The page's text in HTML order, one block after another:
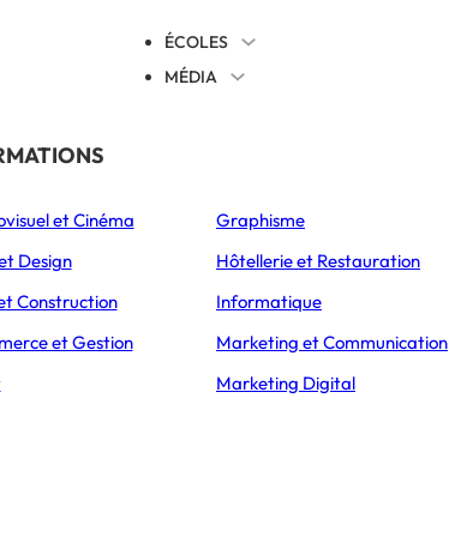
ÉCOLES
MÉDIA
Éducation
L’Express Éducation
Bachelors
et Cinéma
Design
Construction
et Gestion
Graphisme
Hôtellerie et Restauration
Informatique
Marketing et Communication
Marketing Digital